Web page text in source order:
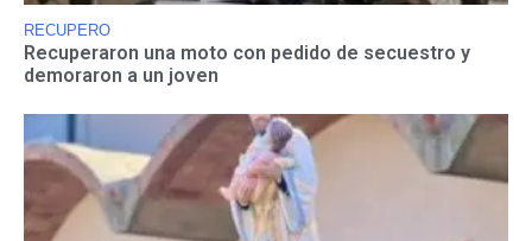
RECUPERO
Recuperaron una moto con pedido de secuestro y
demoraron a un joven